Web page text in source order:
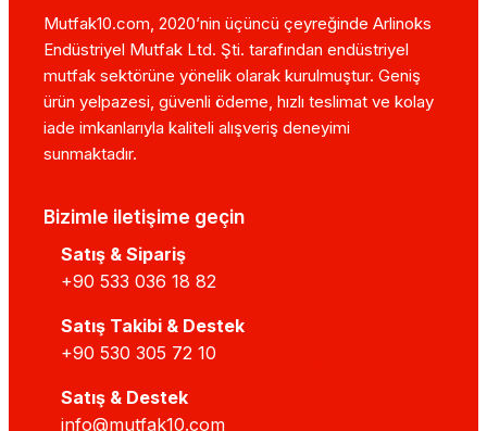
Mutfak10.com, 2020’nin üçüncü çeyreğinde Arlinoks
Endüstriyel Mutfak Ltd. Şti. tarafından endüstriyel
mutfak sektörüne yönelik olarak kurulmuştur. Geniş
ürün yelpazesi, güvenli ödeme, hızlı teslimat ve kolay
iade imkanlarıyla kaliteli alışveriş deneyimi
sunmaktadır.
Bizimle iletişime geçin
Satış & Sipariş
+90 533 036 18 82
Satış Takibi & Destek
+90 530 305 72 10
Satış & Destek
info@mutfak10.com